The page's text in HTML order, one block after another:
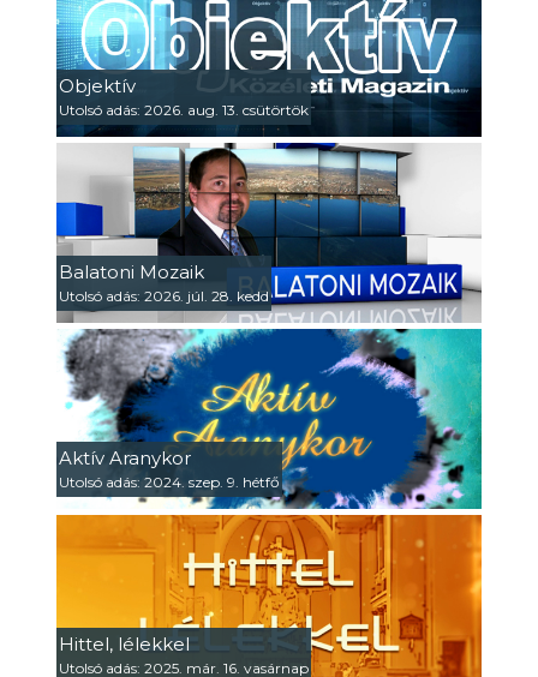
Objektív
Utolsó adás: 2026. aug. 13. csütörtök
Balatoni Mozaik
Utolsó adás: 2026. júl. 28. kedd
Aktív Aranykor
Utolsó adás: 2024. szep. 9. hétfő
Hittel, lélekkel
Utolsó adás: 2025. már. 16. vasárnap